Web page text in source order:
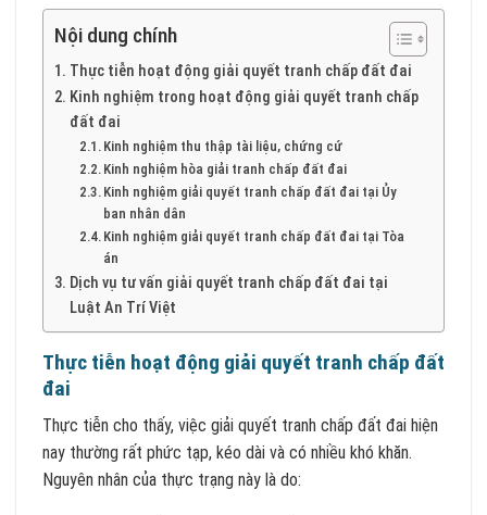
Nội dung chính
Thực tiễn hoạt động giải quyết tranh chấp đất đai
Kinh nghiệm trong hoạt động giải quyết tranh chấp
đất đai
Kinh nghiệm thu thập tài liệu, chứng cứ
Kinh nghiệm hòa giải tranh chấp đất đai
Kinh nghiệm giải quyết tranh chấp đất đai tại Ủy
ban nhân dân
Kinh nghiệm giải quyết tranh chấp đất đai tại Tòa
án
Dịch vụ tư vấn giải quyết tranh chấp đất đai tại
Luật An Trí Việt
Thực tiễn hoạt động giải quyết tranh chấp đất
đai
Thực tiễn cho thấy, việc giải quyết tranh chấp đất đai hiện
nay thường rất phức tạp, kéo dài và có nhiều khó khăn.
Nguyên nhân của thực trạng này là do: